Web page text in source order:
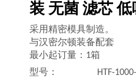
装 无菌 滤芯
采用精密模具制造。
与汉密尔顿装备配套
最小起订量：1箱
型号：
HTF-